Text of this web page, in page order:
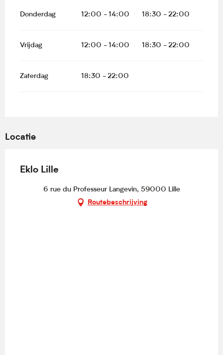
Donderdag 12:00 - 14:00 18:30 - 22:00
Vrijdag 12:00 - 14:00 18:30 - 22:00
Zaterdag 18:30 - 22:00
Locatie
Eklo Lille
6 rue du Professeur Langevin, 59000 Lille
Routebeschrijving